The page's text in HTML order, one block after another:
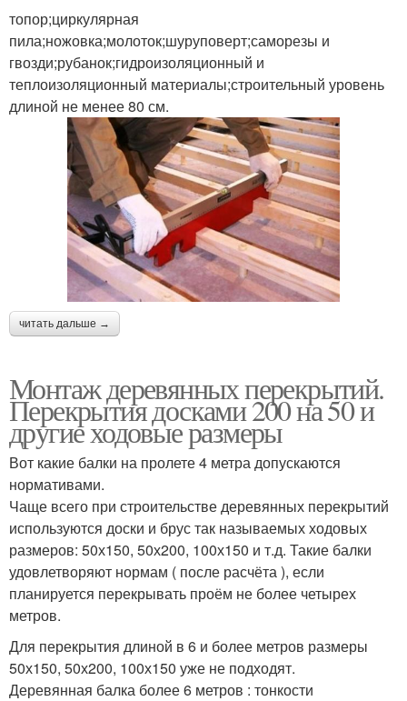
топор;циркулярная
пила;ножовка;молоток;шуруповерт;саморезы и
гвозди;рубанок;гидроизоляционный и
теплоизоляционный материалы;строительный уровень
длиной не менее 80 см.
читать дальше →
Монтаж деревянных перекрытий.
Перекрытия досками 200 на 50 и
другие ходовые размеры
Вот какие балки на пролете 4 метра допускаются
нормативами.
Чаще всего при строительстве деревянных перекрытий
используются доски и брус так называемых ходовых
размеров: 50х150, 50х200, 100х150 и т.д. Такие балки
удовлетворяют нормам ( после расчёта ), если
планируется перекрывать проём не более четырех
метров.
Для перекрытия длиной в 6 и более метров размеры
50х150, 50х200, 100х150 уже не подходят.
Деревянная балка более 6 метров : тонкости